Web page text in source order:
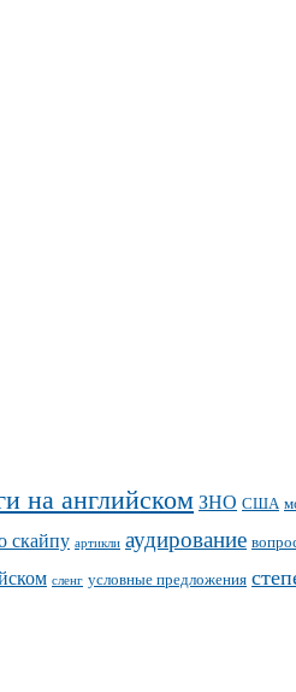
на английском ЗНО США
скайпу артикли аудирование
сленг условные предложения